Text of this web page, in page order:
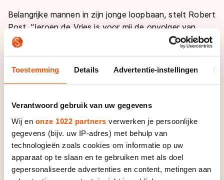
Toestemming Details Advertentie-instellingen
Verantwoord gebruik van uw gegevens
Wij en onze 1022 partners verwerken je persoonlijke
gegevens (bijv. uw IP-adres) met behulp van
technologieën zoals cookies om informatie op uw
apparaat op te slaan en te gebruiken met als doel
gepersonaliseerde advertenties en content, metingen aan
Belangrijke mannen in zijn jonge loopbaan, stelt Robert
Post. "Jeroen de Vries is voor mij de opvolger van
Ynco de Vries, met wie ik twee jaar prima heb gewerkt.
Maar de samenwerking met Jeroen was voor mij de
heeft veel invloed, is heel belangrijk voor me. We
communicatie. Jeroen de Vries wil me echt beter
prestaties.’’
Hij staat er goed voor, zegt Post, die nog tot en met
woensdag met Bouw & Techniek in het trainingskamp
in Inzell blijft. "Een aantal jongens heeft hier ook weer